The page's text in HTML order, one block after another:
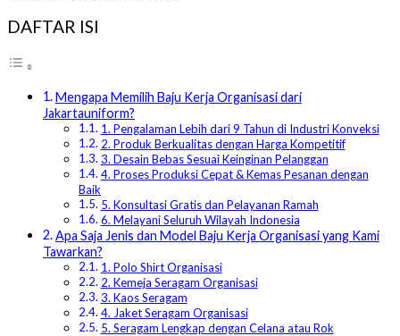
DAFTAR ISI
Mengapa Memilih Baju Kerja Organisasi dari
Jakartauniform?
1. Pengalaman Lebih dari 9 Tahun di Industri Konveksi
2. Produk Berkualitas dengan Harga Kompetitif
3. Desain Bebas Sesuai Keinginan Pelanggan
4. Proses Produksi Cepat & Kemas Pesanan dengan
Baik
5. Konsultasi Gratis dan Pelayanan Ramah
6. Melayani Seluruh Wilayah Indonesia
Apa Saja Jenis dan Model Baju Kerja Organisasi yang Kami
Tawarkan?
1. Polo Shirt Organisasi
2. Kemeja Seragam Organisasi
3. Kaos Seragam
4. Jaket Seragam Organisasi
5. Seragam Lengkap dengan Celana atau Rok